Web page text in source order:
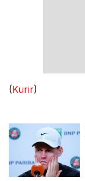
(Kurir)